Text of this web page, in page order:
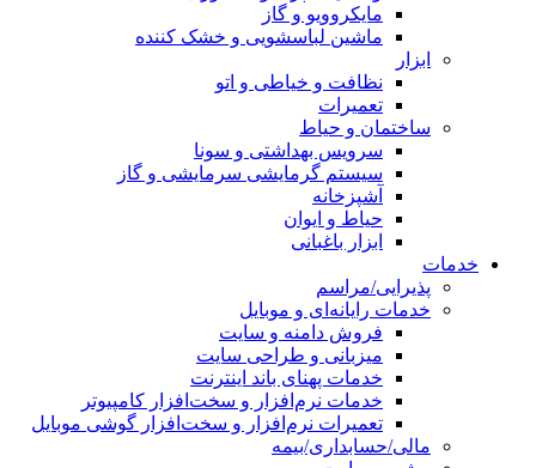
مایکروویو و گاز
ماشین لباسشویی و خشک کننده
ابزار
نظافت و خیاطی و اتو
تعمیرات
ساختمان و حیاط
سرویس بهداشتی و سونا
سیستم گرمایشی سرمایشی و گاز
آشپزخانه
حیاط و ایوان
ابزار باغبانی
خدمات
پذیرایی/مراسم
خدمات رایانه‌ای و موبایل
فروش دامنه و سایت
میزبانی و طراحی سایت
خدمات پهنای باند اینترنت
خدمات نرم‌افزار و سخت‌افزار کامپیوتر
تعمیرات نرم‌افزار و سخت‌افزار گوشی موبایل
مالی/حسابداری/بیمه